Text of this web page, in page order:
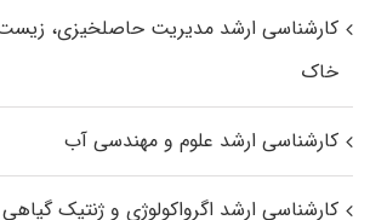
کارشناسی ارشد مدیریت حاصلخیزی، زیست
خاک
کارشناسی ارشد علوم و مهندسی آب
کارشناسی ارشد اگرواکولوژی و ژنتیک گیاهی